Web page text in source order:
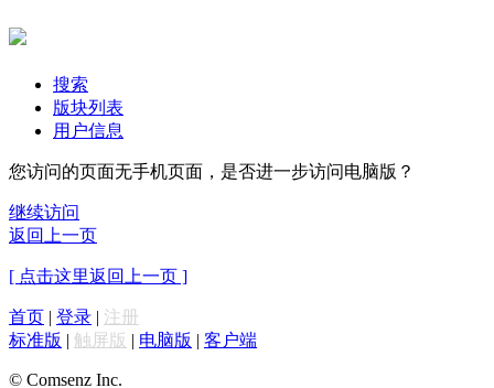
搜索
版块列表
用户信息
您访问的页面无手机页面，是否进一步访问电脑版？
继续访问
返回上一页
[ 点击这里返回上一页 ]
首页 | 登录 | 注册
标准版 | 触屏版 | 电脑版 | 客户端
© Comsenz Inc.